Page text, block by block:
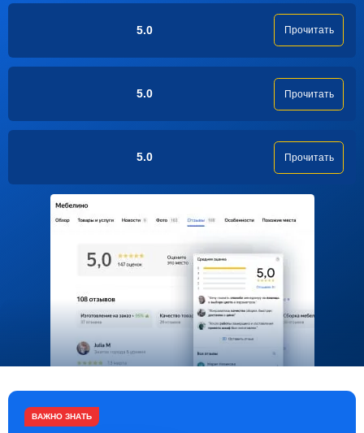
5.0 Прочитать
5.0 Прочитать
5.0 Прочитать
ВАЖНО ЗНАТЬ